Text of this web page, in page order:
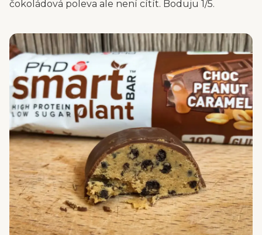
čokoládová poleva ale není cítít. Boduju 1/5.